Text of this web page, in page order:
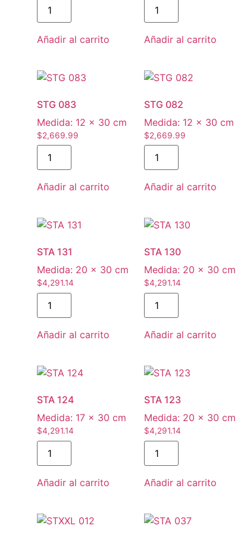
Añadir al carrito Añadir al carrito
STG 083
Medida: 12 × 30 cm
$2,669.99
Añadir al carrito
STG 082
Medida: 12 × 30 cm
$2,669.99
Añadir al carrito
STA 131
Medida: 20 × 30 cm
$4,291.14
Añadir al carrito
STA 130
Medida: 20 × 30 cm
$4,291.14
Añadir al carrito
STA 124
Medida: 17 × 30 cm
$4,291.14
Añadir al carrito
STA 123
Medida: 20 × 30 cm
$4,291.14
Añadir al carrito